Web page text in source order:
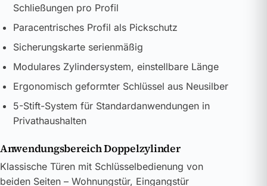
Schließungen pro Profil
Paracentrisches Profil als Pickschutz
Sicherungskarte serienmäßig
Modulares Zylindersystem, einstellbare Länge
Ergonomisch geformter Schlüssel aus Neusilber
5-Stift-System für Standardanwendungen in
Privathaushalten
Anwendungsbereich Doppelzylinder
Klassische Türen mit Schlüsselbedienung von
beiden Seiten – Wohnungstür, Eingangstür